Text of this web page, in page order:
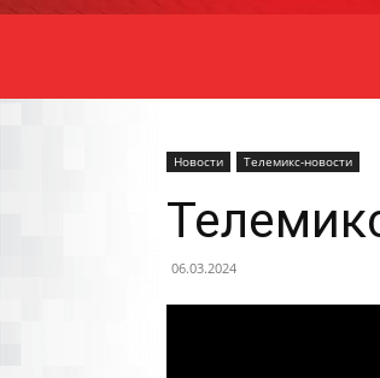
Новости Телемикс-новости
06.03.2024